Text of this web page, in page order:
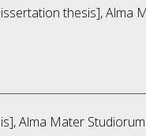
thesis], Alma
Alma Mater